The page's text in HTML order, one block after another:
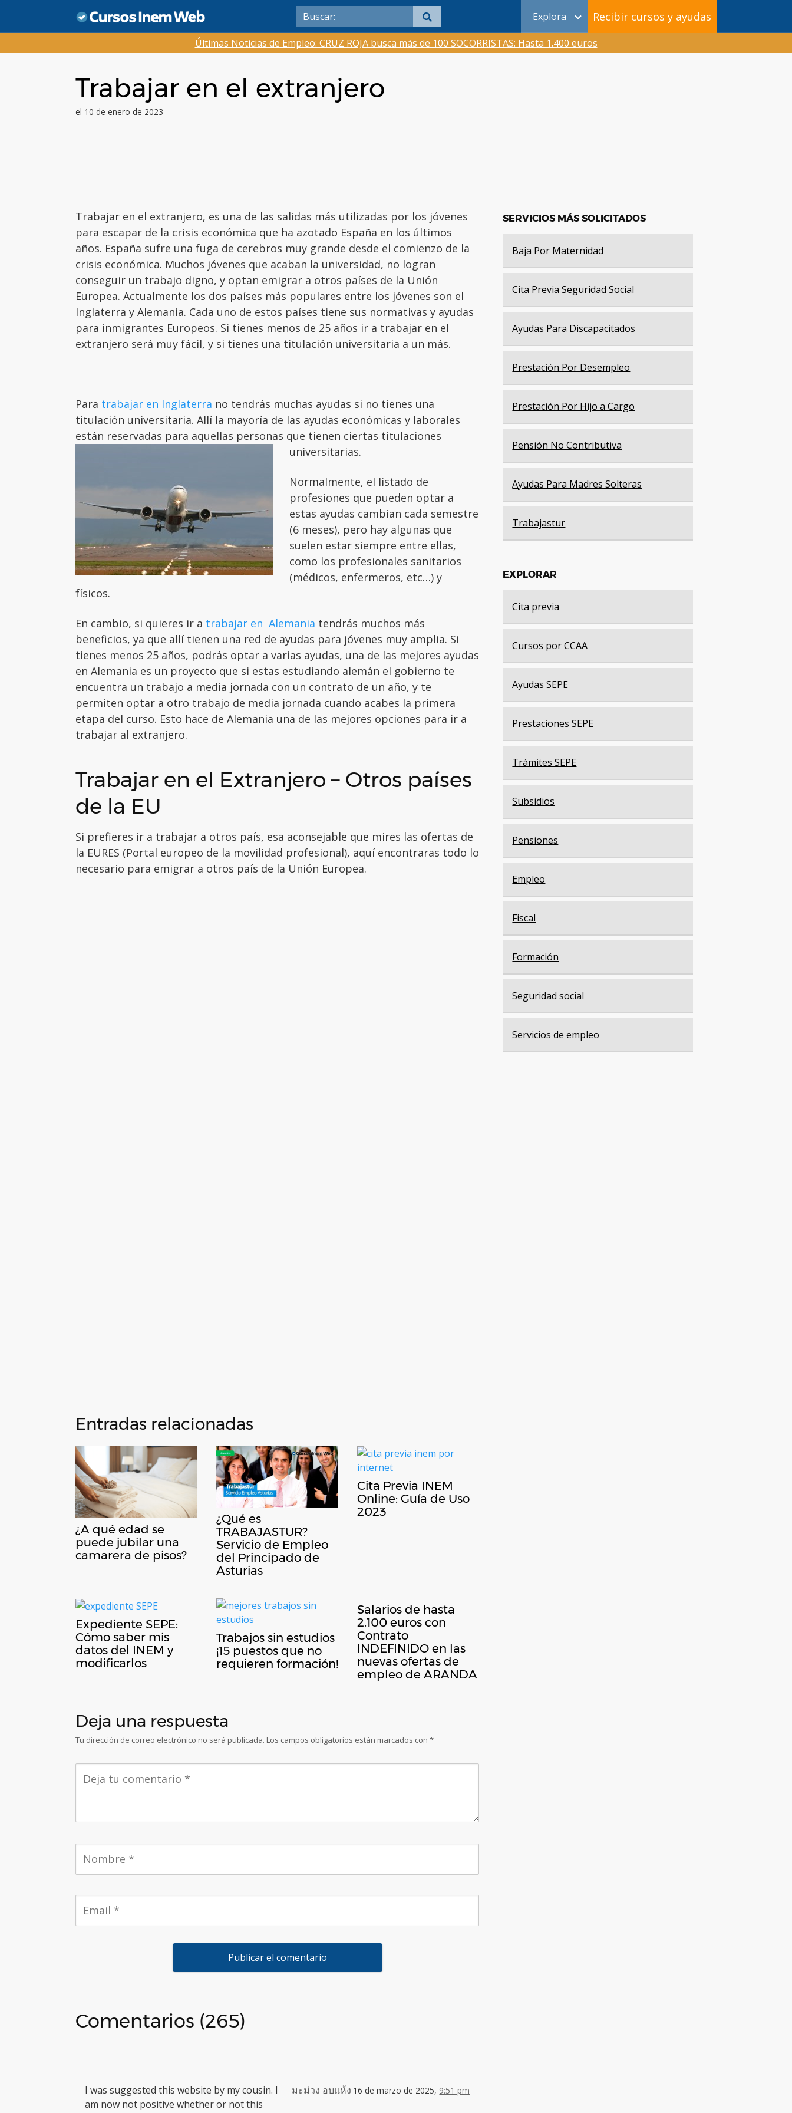
contenido
Explora Recibir cursos y ayudas
Últimas Noticias de Empleo: CRUZ ROJA busca más de 100 SOCORRISTAS: Hasta 1.400 euros
Trabajar en el extranjero
el 10 de enero de 2023
Trabajar en el extranjero, es una de las salidas más utilizadas por los jóvenes
para escapar de la crisis económica que ha azotado España en los últimos
años. España sufre una fuga de cerebros muy grande desde el comienzo de la
crisis económica. Muchos jóvenes que acaban la universidad, no logran
conseguir un trabajo digno, y optan emigrar a otros países de la Unión
Europea. Actualmente los dos países más populares entre los jóvenes son el
Inglaterra y Alemania. Cada uno de estos países tiene sus normativas y ayudas
para inmigrantes Europeos. Si tienes menos de 25 años ir a trabajar en el
extranjero será muy fácil, y si tienes una titulación universitaria a un más.
Para trabajar en Inglaterra no tendrás muchas ayudas si no tienes una
titulación universitaria. Allí la mayoría de las ayudas económicas y laborales
están reservadas para aquellas personas que tienen ciertas titulaciones
universitarias.
Normalmente, el listado de
profesiones que pueden optar a
estas ayudas cambian cada semestre
(6 meses), pero hay algunas que
suelen estar siempre entre ellas,
como los profesionales sanitarios
(médicos, enfermeros, etc…) y
físicos.
En cambio, si quieres ir a trabajar en Alemania tendrás muchos más
beneficios, ya que allí tienen una red de ayudas para jóvenes muy amplia. Si
tienes menos 25 años, podrás optar a varias ayudas, una de las mejores ayudas
en Alemania es un proyecto que si estas estudiando alemán el gobierno te
encuentra un trabajo a media jornada con un contrato de un año, y te
permiten optar a otro trabajo de media jornada cuando acabes la primera
etapa del curso. Esto hace de Alemania una de las mejores opciones para ir a
trabajar al extranjero.
Trabajar en el Extranjero – Otros países
de la EU
Si prefieres ir a trabajar a otros país, esa aconsejable que mires las ofertas de
la EURES (Portal europeo de la movilidad profesional), aquí encontraras todo lo
necesario para emigrar a otros país de la Unión Europea.
Entradas relacionadas
¿A qué edad se
puede jubilar una
camarera de pisos?
¿Qué es
TRABAJASTUR?
Servicio de Empleo
del Principado de
Asturias
Cita Previa INEM
Online: Guía de Uso
2023
Expediente SEPE:
Cómo saber mis
datos del INEM y
modificarlos
Trabajos sin estudios
¡15 puestos que no
requieren formación!
Salarios de hasta
2.100 euros con
Contrato
INDEFINIDO en las
nuevas ofertas de
empleo de ARANDA
Deja una respuesta
Tu dirección de correo electrónico no será publicada. Los campos obligatorios están marcados con *
Comentarios (265)
มะม่วง อบแห้ง 16 de marzo de 2025, 9:51 pm
I was suggested this website by my cousin. I
am now not positive whether or not this
SERVICIOS MÁS SOLICITADOS
Baja Por Maternidad
Cita Previa Seguridad Social
Ayudas Para Discapacitados
Prestación Por Desempleo
Prestación Por Hijo a Cargo
Pensión No Contributiva
Ayudas Para Madres Solteras
Trabajastur
EXPLORAR
Cita previa
Cursos por CCAA
Ayudas SEPE
Prestaciones SEPE
Trámites SEPE
Subsidios
Pensiones
Empleo
Fiscal
Formación
Seguridad social
Servicios de empleo